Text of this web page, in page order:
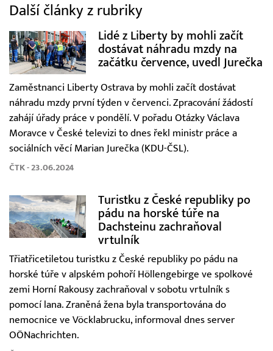
Další články z rubriky
Lidé z Liberty by mohli začít
dostávat náhradu mzdy na
začátku července, uvedl Jurečka
Zaměstnanci Liberty Ostrava by mohli začít dostávat
náhradu mzdy první týden v červenci. Zpracování žádostí
zahájí úřady práce v pondělí. V pořadu Otázky Václava
Moravce v České televizi to dnes řekl ministr práce a
sociálních věcí Marian Jurečka (KDU-ČSL).
ČTK - 23.06.2024
Turistku z České republiky po
pádu na horské túře na
Dachsteinu zachraňoval
vrtulník
Třiatřicetiletou turistku z České republiky po pádu na
horské túře v alpském pohoří Höllengebirge ve spolkové
zemi Horní Rakousy zachraňoval v sobotu vrtulník s
pomocí lana. Zraněná žena byla transportována do
nemocnice ve Vöcklabrucku, informoval dnes server
OÖNachrichten.